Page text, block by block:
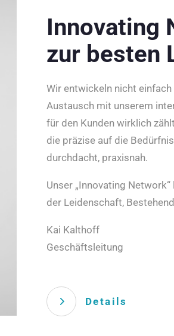
Innovating
zur besten
Wir entwickeln nicht
Austausch mit unserem
für den Kunden wirklich
die präzise auf die
durchdacht, praxisnah.
Unser „Innovating
der Leidenschaft,
Kai Kalthoff
Geschäftsleitung
Details